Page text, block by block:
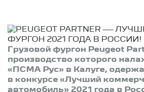
Грузовой фургон Peugeot
производство которого
«ПСМА Рус» в Калуге,
в конкурсе «Лучший
автомобиль» 2021 года в